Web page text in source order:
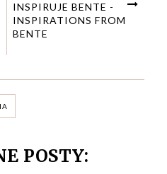
INSPIRUJE BENTE -
INSPIRATIONS FROM
BENTE
POSTY: